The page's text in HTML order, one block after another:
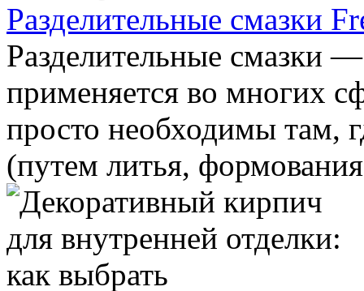
Разделительные смазки
Разделительные смазки
применяется во многих
просто необходимы там,
(путем литья,